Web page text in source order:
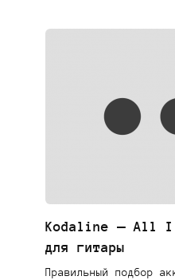
Kodaline — All I
для гитары
Правильный подбор